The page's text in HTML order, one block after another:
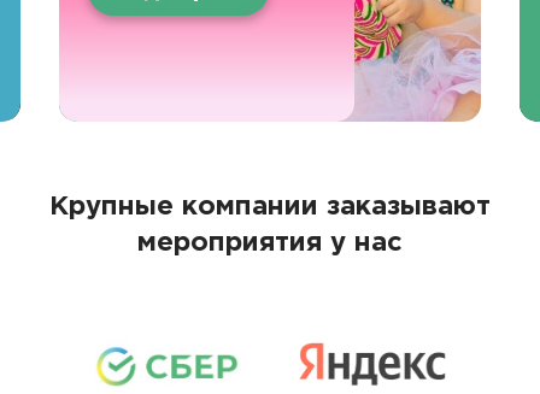
Крупные компании заказывают
мероприятия у нас